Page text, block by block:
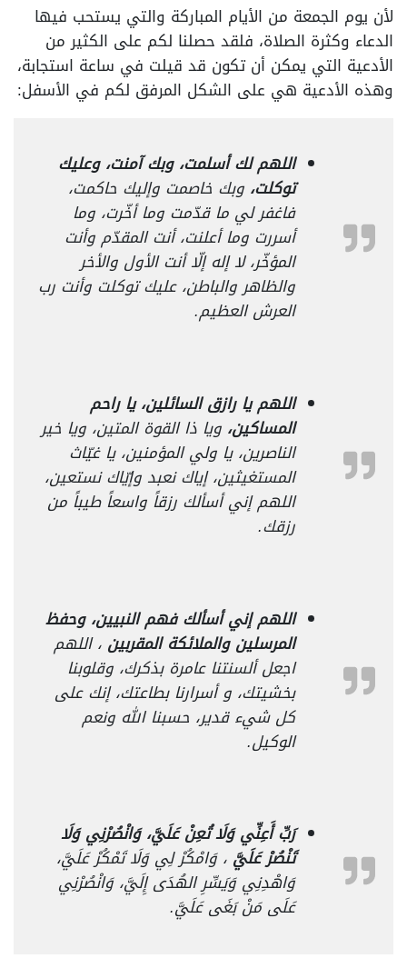
لأن يوم الجمعة من الأيام المباركة والتي يستحب فيها
الدعاء وكثرة الصلاة، فلقد حصلنا لكم على الكثير من
الأدعية التي يمكن أن تكون قد قيلت في ساعة استجابة،
وهذه الأدعية هي على الشكل المرفق لكم في الأسفل:
اللهم لك أسلمت، وبك آمنت، وعليك
توكلت، وبك خاصمت وإليك حاكمت،
فاغفر لي ما قدّمت وما أخّرت، وما
أسررت وما أعلنت، أنت المقدّم وأنت
المؤخّر، لا إله إلّا أنت الأول والأخر
والظاهر والباطن، عليك توكلت وأنت رب
العرش العظيم.
اللهم يا رازق السائلين، يا راحم
المساكين، ويا ذا القوة المتين، ويا خير
الناصرين، يا ولي المؤمنين، يا غيّاث
المستغيثين، إياك نعبد وإيّاك نستعين،
اللهم إني أسألك رزقاً واسعاً طيباً من
رزقك.
اللهم إني أسألك فهم النبيين، وحفظ
المرسلين والملائكة المقربين ، اللهم
اجعل ألسنتنا عامرة بذكرك، وقلوبنا
بخشيتك، و أسرارنا بطاعتك، إنك على
كل شيء قدير، حسبنا الله ونعم
الوكيل.
رَبِّ أَعِنِّي وَلَا تُعِنْ عَلَيَّ، وَانْصُرْنِي وَلَا
تَنْصُرْ عَلَيَّ ، وَامْكُرْ لِي وَلَا تَمْكُرْ عَلَيَّ،
وَاهْدِنِي وَيَسِّرِ الهُدَى إِلَيَّ، وَانْصُرْنِي
عَلَى مَنْ بَغَى عَلَيَّ.